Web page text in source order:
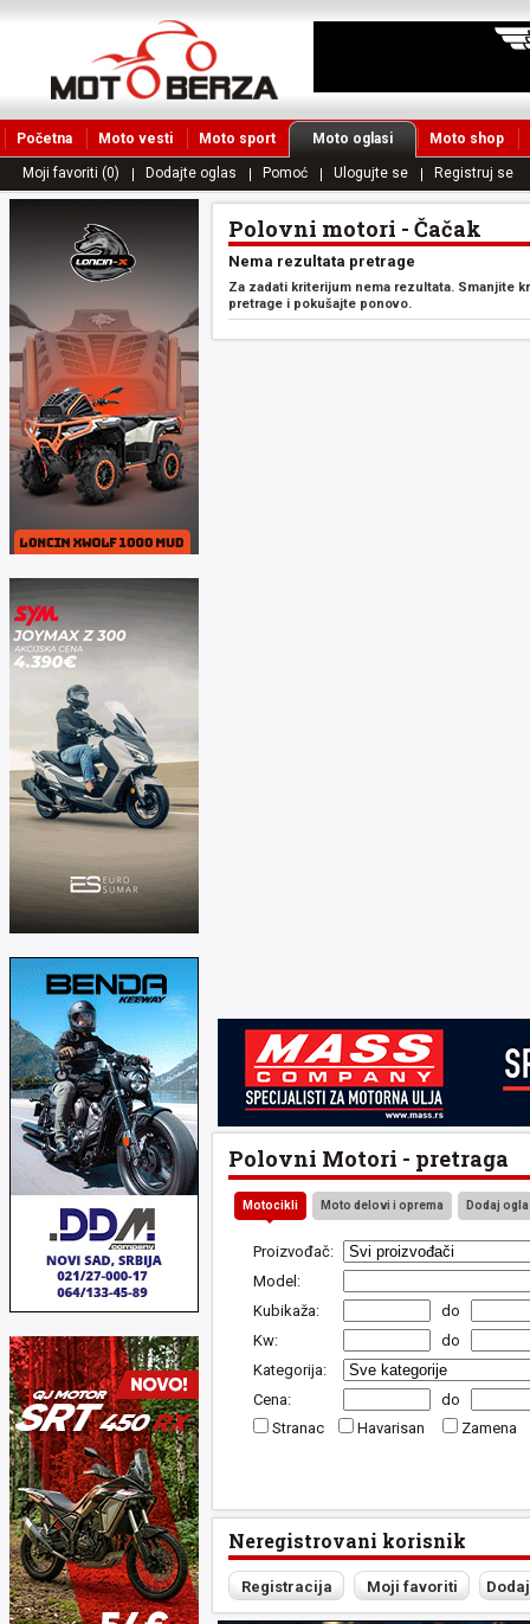
Početna Moto vesti Moto sport Moto oglasi Moto shop
Moji favoriti (0) Dodajte oglas Pomoć Ulogujte se Registruj se
Polovni motori - Čačak
Nema rezultata pretrage
Za zadati kriterijum nema rezultata. Smanjite
pretrage i pokušajte ponovo.
Polovni Motori - pretraga
Motocikli Moto delovi i oprema Dodaj
Proizvođač:
Model:
Kubikaža:
do
Kw:
do
Kategorija:
Cena:
do
Stranac
Havarisan Zamena
Neregistrovani korisnik
Registracija Moji favoriti